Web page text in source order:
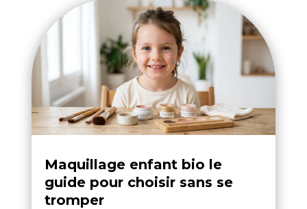
Maquillage enfant bio le
guide pour choisir sans se
tromper